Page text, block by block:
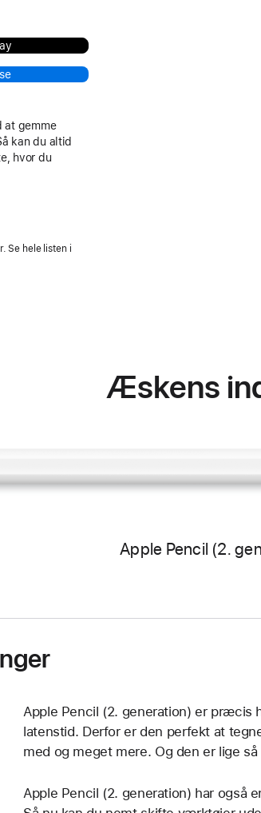
at gemme
kan du altid
hvor du
Se hele listen i
Æskens
Apple Pencil (2.
Apple Pencil (2. generation) er præcis
latenstid. Derfor er den perfekt at
med og meget mere. Og den er lige
Apple Pencil (2. generation) har også